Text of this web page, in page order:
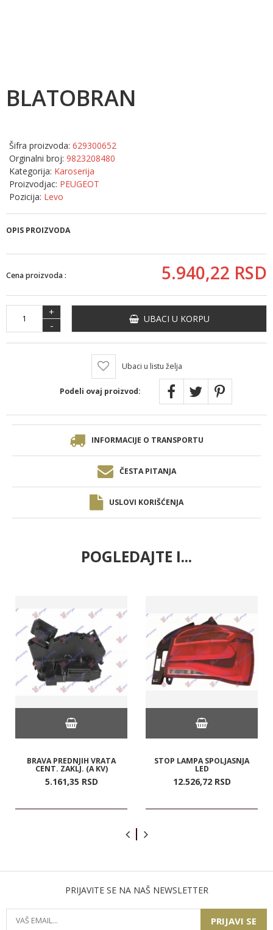
BLATOBRAN
Šifra proizvoda: 629300652
Orginalni broj: 9823208480
Kategorija: Karoserija
Proizvodjac: PEUGEOT
Pozicija: Levo
OPIS PROIZVODA
Cena proizvoda : 5.940,22 RSD
+
-
UBACI U KORPU
Ubaci u listu želja
Podeli ovaj proizvod:
INFORMACIJE O TRANSPORTU
ČESTA PITANJA
USLOVI KORIŠĆENJA
POGLEDAJTE I...
BRAVA PREDNJIH VRATA
CENT. ZAKLJ. (A KV)
5.161,35 RSD
STOP LAMPA SPOLJASNJA
LED
12.526,72 RSD
PRIJAVITE SE NA NAŠ NEWSLETTER
PRIJAVI SE